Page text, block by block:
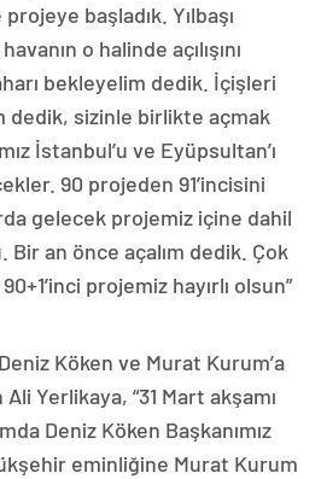
başladık. Yılbaşı
o halinde açılışını
bekleyelim dedik. İçişleri
dedik, sizinle birlikte açmak
İstanbul’u ve Eyüpsultan’ı
90 projeden 91’incisini
gelecek projemiz içine dahil
an önce açalım dedik. Çok
projemiz hayırlı olsun”
Köken ve Murat Kurum’a
Yerlikaya, “31 Mart akşamı
Deniz Köken Başkanımız
eminliğine Murat Kurum